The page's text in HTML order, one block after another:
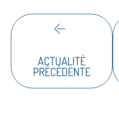
ACTUALITÉ
PRÉCÉDENTE